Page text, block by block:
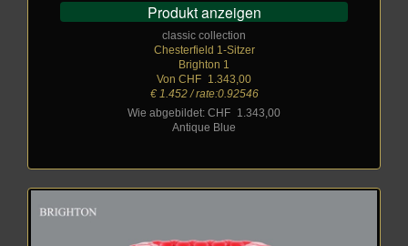
Produkt anzeigen
classic collection
Chesterfield 1-Sitzer
Brighton 1
Von CHF
1.343,00
€ 1.452 / rate:0.92546
Wie abgebildet: CHF
1.343,00
Antique Blue